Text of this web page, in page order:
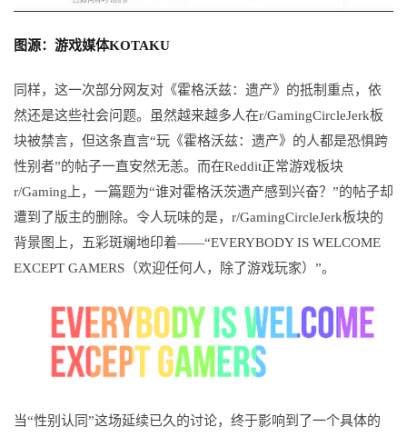
图源：游戏媒体KOTAKU
同样，这一次部分网友对《霍格沃兹：遗产》的抵制重点，依
然还是这些社会问题。虽然越来越多人在r/GamingCircleJerk板
块被禁言，但这条直言“玩《霍格沃兹：遗产》的人都是恐惧跨
性别者”的帖子一直安然无恙。而在Reddit正常游戏板块
r/Gaming上，一篇题为“谁对霍格沃茨遗产感到兴奋？”的帖子却
遭到了版主的删除。令人玩味的是，r/GamingCircleJerk板块的
背景图上，五彩斑斓地印着——“EVERYBODY IS WELCOME
EXCEPT GAMERS（欢迎任何人，除了游戏玩家）”。
当“性别认同”这场延续已久的讨论，终于影响到了一个具体的